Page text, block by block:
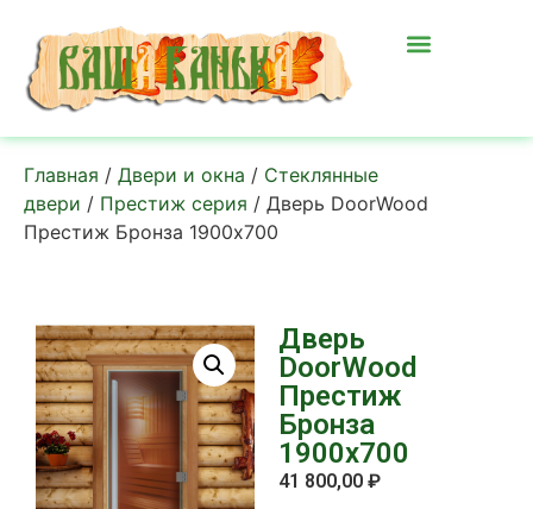
Главная / Двери и окна / Стеклянные
двери / Престиж серия / Дверь DoorWood
Престиж Бронза 1900х700
Дверь
DoorWood
Престиж
Бронза
1900х700
41 800,00 ₽